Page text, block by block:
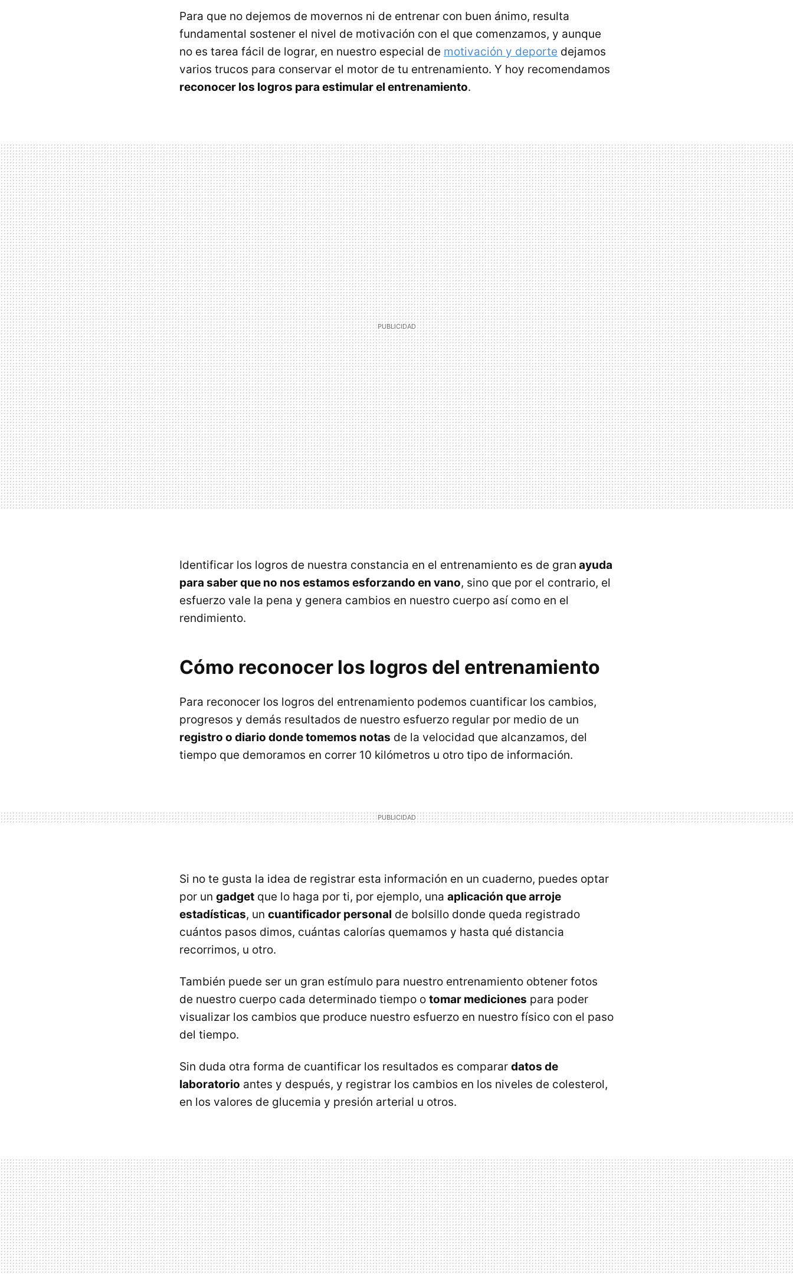
Para que no dejemos de movernos ni de entrenar con buen ánimo, resulta
fundamental sostener el nivel de motivación con el que comenzamos, y aunque
no es tarea fácil de lograr, en nuestro especial de motivación y deporte dejamos
varios trucos para conservar el motor de tu entrenamiento. Y hoy recomendamos
reconocer los logros para estimular el entrenamiento.
Identificar los logros de nuestra constancia en el entrenamiento es de gran ayuda
para saber que no nos estamos esforzando en vano, sino que por el contrario, el
esfuerzo vale la pena y genera cambios en nuestro cuerpo así como en el
rendimiento.
Cómo reconocer los logros del entrenamiento
Para reconocer los logros del entrenamiento podemos cuantificar los cambios,
progresos y demás resultados de nuestro esfuerzo regular por medio de un
registro o diario donde tomemos notas de la velocidad que alcanzamos, del
tiempo que demoramos en correr 10 kilómetros u otro tipo de información.
Si no te gusta la idea de registrar esta información en un cuaderno, puedes optar
por un gadget que lo haga por ti, por ejemplo, una aplicación que arroje
estadísticas, un cuantificador personal de bolsillo donde queda registrado
cuántos pasos dimos, cuántas calorías quemamos y hasta qué distancia
recorrimos, u otro.
También puede ser un gran estímulo para nuestro entrenamiento obtener fotos
de nuestro cuerpo cada determinado tiempo o tomar mediciones para poder
visualizar los cambios que produce nuestro esfuerzo en nuestro físico con el paso
del tiempo.
Sin duda otra forma de cuantificar los resultados es comparar datos de
laboratorio antes y después, y registrar los cambios en los niveles de colesterol,
en los valores de glucemia y presión arterial u otros.